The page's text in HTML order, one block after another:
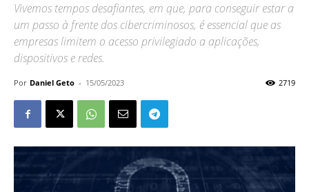
Vivemos tempos desafiantes, em que, para conseguir estar a
um passo à frente dos cibercriminosos, é essencial que as
empresas limitem o acesso privilegiado a aplicações,
dispositivos e redes.
Por Daniel Geto - 15/05/2023 2719